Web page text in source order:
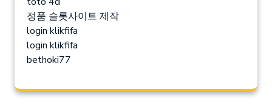
정품 슬롯사이트 제작
login klikfifa
login klikfifa
bethoki77